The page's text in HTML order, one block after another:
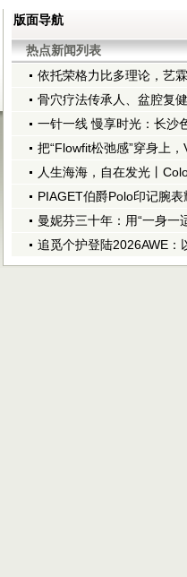
版面导航
热点新闻列表
依托荣格力比多理论，艺
骨穴疗法传承人、盆腔复
一针一线 慢享时光：长沙
把“Flowfit松弛感”穿身上
人生海海，自在发光丨
PIAGET伯爵Polo印记腕
曼妮芬三十年：用“一身一
追觅个护登陆2026AWE：